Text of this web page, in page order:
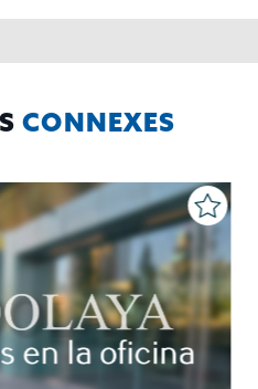
la portabilidad de los
CONNEXES